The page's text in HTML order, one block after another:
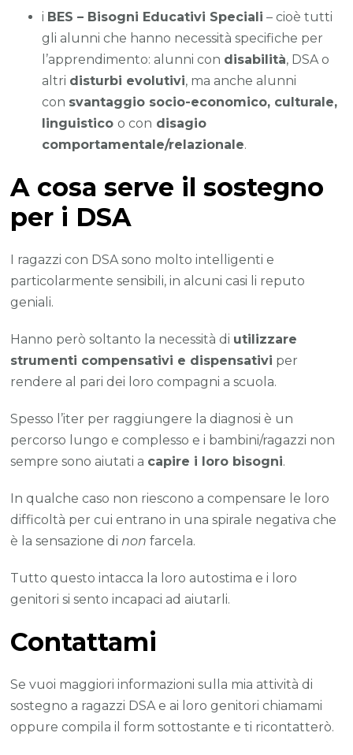
i BES – Bisogni Educativi Speciali – cioè tutti
gli alunni che hanno necessità specifiche per
l’apprendimento: alunni con disabilità, DSA o
altri disturbi evolutivi, ma anche alunni
con svantaggio socio-economico, culturale,
linguisticoo con disagio
comportamentale/relazionale.
A cosa serve il sostegno
per i DSA
I ragazzi con DSA sono molto intelligenti e
particolarmente sensibili, in alcuni casi li reputo
geniali.
Hanno però soltanto la necessità di utilizzare
strumenti compensativi e dispensativi per
rendere al pari dei loro compagni a scuola.
Spesso l’iter per raggiungere la diagnosi è un
percorso lungo e complesso e i bambini/ragazzi non
sempre sono aiutati a capire i loro bisogni.
In qualche caso non riescono a compensare le loro
difficoltà per cui entrano in una spirale negativa che
è la sensazione dinon farcela.
Tutto questo intacca la loro autostima e i loro
genitori si sento incapaci ad aiutarli.
Contattami
Se vuoi maggiori informazioni sulla mia attività di
sostegno a ragazzi DSA e ai loro genitori chiamami
oppure compila il form sottostante e ti ricontatterò.